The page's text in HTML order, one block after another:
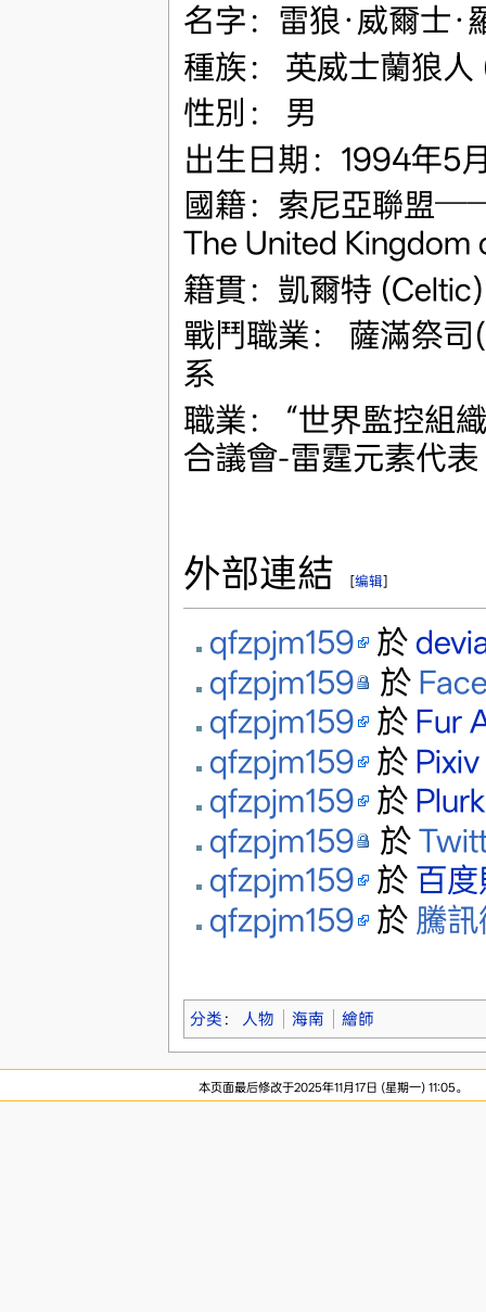
名字：雷狼·威爾士·
種族： 英威士蘭狼
性別： 男
出生日期：1994年5
國籍：索尼亞聯盟
The United Kingdom
籍貫：凱爾特
戰鬥職業： 薩滿祭
系
職業： “世界監控組
合議會-雷霆元素代表
外部連結 [编辑]
qfzpjm159 於
qfzpjm159
於
qfzpjm159 於 Fur
qfzpjm159 於 Pixiv
qfzpjm159 於 Plurk
qfzpjm159
於
qfzpjm159 於 百
qfzpjm159 於 騰
分类 ： 人物 海南 繪師
本页面最后修改于2025年11月17日 (星期一) 11:05。